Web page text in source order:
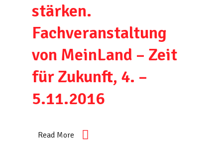
stärken.
Fachveranstaltung
von MeinLand – Zeit
für Zukunft, 4. –
5.11.2016
Read More